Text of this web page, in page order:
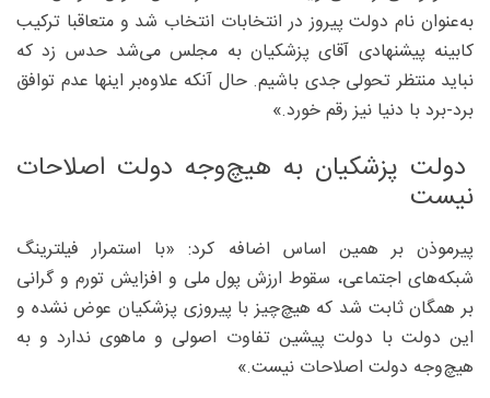
به‌عنوان نام دولت پیروز در انتخابات انتخاب شد و متعاقبا ترکیب
کابینه پیشنهادی آقای پزشکیان به مجلس می‌شد حدس زد که
نباید منتظر تحولی جدی باشیم. حال آنکه علاوه‌بر اینها عدم توافق
برد-برد با دنیا نیز رقم خورد.»
دولت پزشکیان به هیچ‌وجه دولت اصلاحات
نیست
پیرموذن بر همین اساس اضافه کرد: «با استمرار فیلترینگ
شبکه‌های اجتماعی، سقوط ارزش پول ملی و افزایش تورم و گرانی
بر همگان ثابت شد که هیچ‌چیز با پیروزی پزشکیان عوض نشده و
این دولت با دولت پیشین تفاوت اصولی و ماهوی ندارد و به
هیچ‌وجه دولت اصلاحات نیست.»